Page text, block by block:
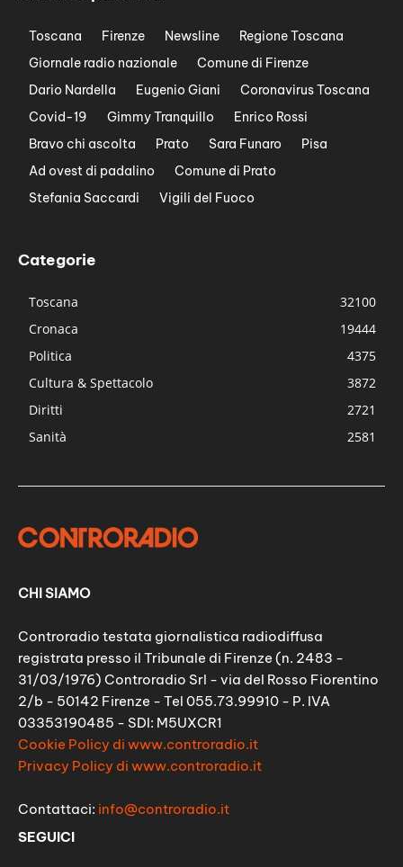
Toscana Firenze Newsline
Regione Toscana
Giornale radio nazionale
Comune di Firenze
Dario Nardella
Eugenio Giani
Coronavirus Toscana
Covid-19
Gimmy Tranquillo
Enrico Rossi
Bravo chi ascolta
Prato Sara Funaro
Pisa
Ad ovest di padalino
Comune di Prato
Stefania Saccardi
Vigili del Fuoco
Categorie
Toscana
32100
Cronaca
19444
Politica
4375
Cultura & Spettacolo
3872
Diritti
2721
Sanità
2581
CHI SIAMO
Controradio testata giornalistica radiodiffusa
registrata presso il Tribunale di Firenze (n. 2483 -
31/03/1976) Controradio Srl - via del Rosso Fiorentino
2/b - 50142 Firenze - Tel 055.73.99910 - P. IVA
03353190485 - SDI: M5UXCR1
Cookie Policy di www.controradio.it
Privacy Policy di www.controradio.it
Contattaci: info@controradio.it
SEGUICI